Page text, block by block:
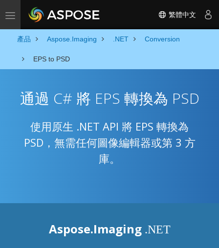
Toggle navigation 繁體中文
產品 Aspose.Imaging .NET Conversion
EPS to PSD
通過 C# 將 EPS 轉換為 PSD
使用原生 .NET API 將 EPS 轉換為
PSD，無需任何圖像編輯器或第 3 方
庫。
Aspose.Imaging .NET